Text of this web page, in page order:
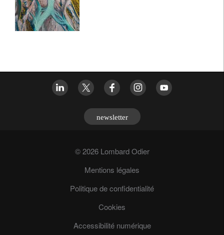
newsletter
© 2026 Lombard Odier
Mentions légales
Politique de confidentialité
Cookies
Accessibilité numérique